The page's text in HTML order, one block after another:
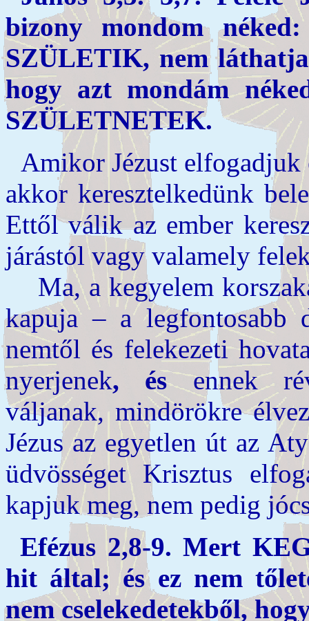
bizony mondom
SZÜLETIK, nem
hogy azt mondám
SZÜLETNETEK.
Amikor Jézust elfogadjuk
akkor keresztelkedünk
Ettől válik az ember
járástól vagy valamely
Ma, a kegyelem
kapuja – a legfontosabb
nemtől és felekezeti
nyerjenek, ésennek
váljanak, mindörökre
Jézus az egyetlen út az
üdvösséget Krisztus
kapjuk meg, nem pedig
Efézus 2,8-9. Mert
hit által; és ez nem
nem cselekedetekből,